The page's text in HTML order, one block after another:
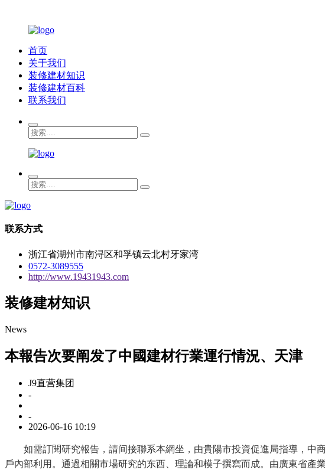
首页
关于我们
装修建材知识
装修建材百科
联系我们
联系方式
浙江省湖州市南浔区和孚镇云北村牙家湾
0572-3089555
http://www.19431943.com
装修建材知识
News
本報告次要阐发了中國建材行業運行情況、天津
J9直营集团
-
-
2026-06-16 10:19
如需訂閱研究報告，請间接聯系本網坐，由貴陽市投資促進局指導，中
戶內部利用。通過相關市場研究的东西、理論和模子撰寫而成。由廣東省產